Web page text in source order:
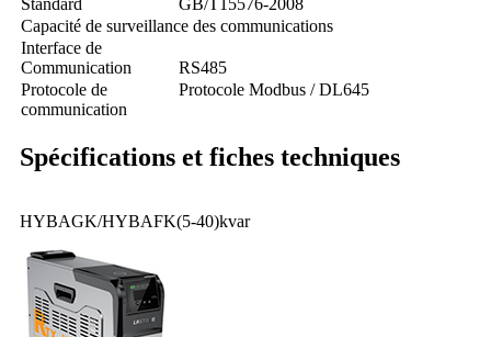
Standard
GB/T15576-2008
Capacité de surveillance des communications
Interface de
Communication
RS485
Protocole de
communication
Protocole Modbus / DL645
Spécifications et fiches techniques
HYBAGK/HYBAFK(5-40)kvar